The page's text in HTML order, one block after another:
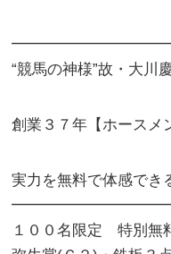
“競馬の神様”故・大川
創業３７年【ホースメ
実力を無料で体感でき
１００名限定 特別無